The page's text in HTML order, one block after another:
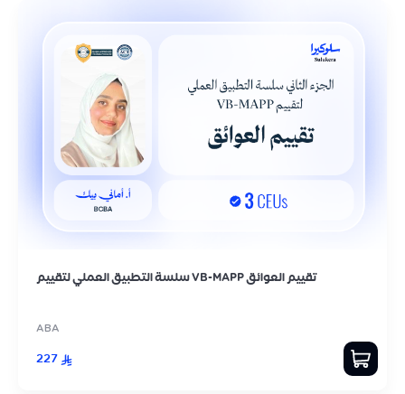
سلسة التطبيق العملي لتقييم VB-MAPP تقييم العوائق
ABA
227